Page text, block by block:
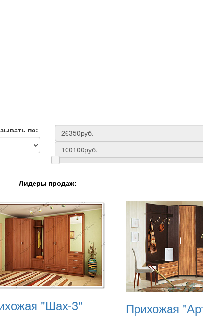
по:
Лидеры продаж:
"Шах-3" Прихожая